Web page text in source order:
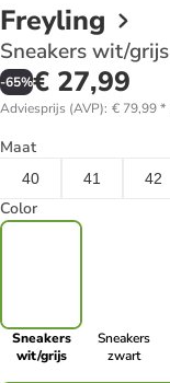
Freyling
Sneakers wit/grijs
-65%€ 27,99
Adviesprijs (AVP): € 79,99*
Maat
40 41 42
Color
Sneakers
wit/grijs
Sneakers
zwart